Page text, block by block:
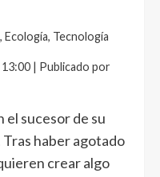
Ecología, Tecnología
| Publicado por
sucesor de su
Tras haber agotado
crear algo